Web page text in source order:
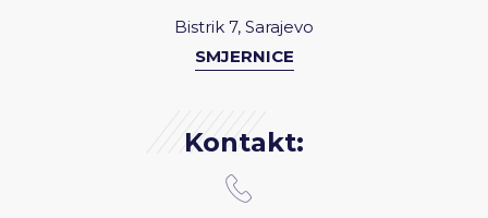
Bistrik 7, Sarajevo
SMJERNICE
Kontakt: